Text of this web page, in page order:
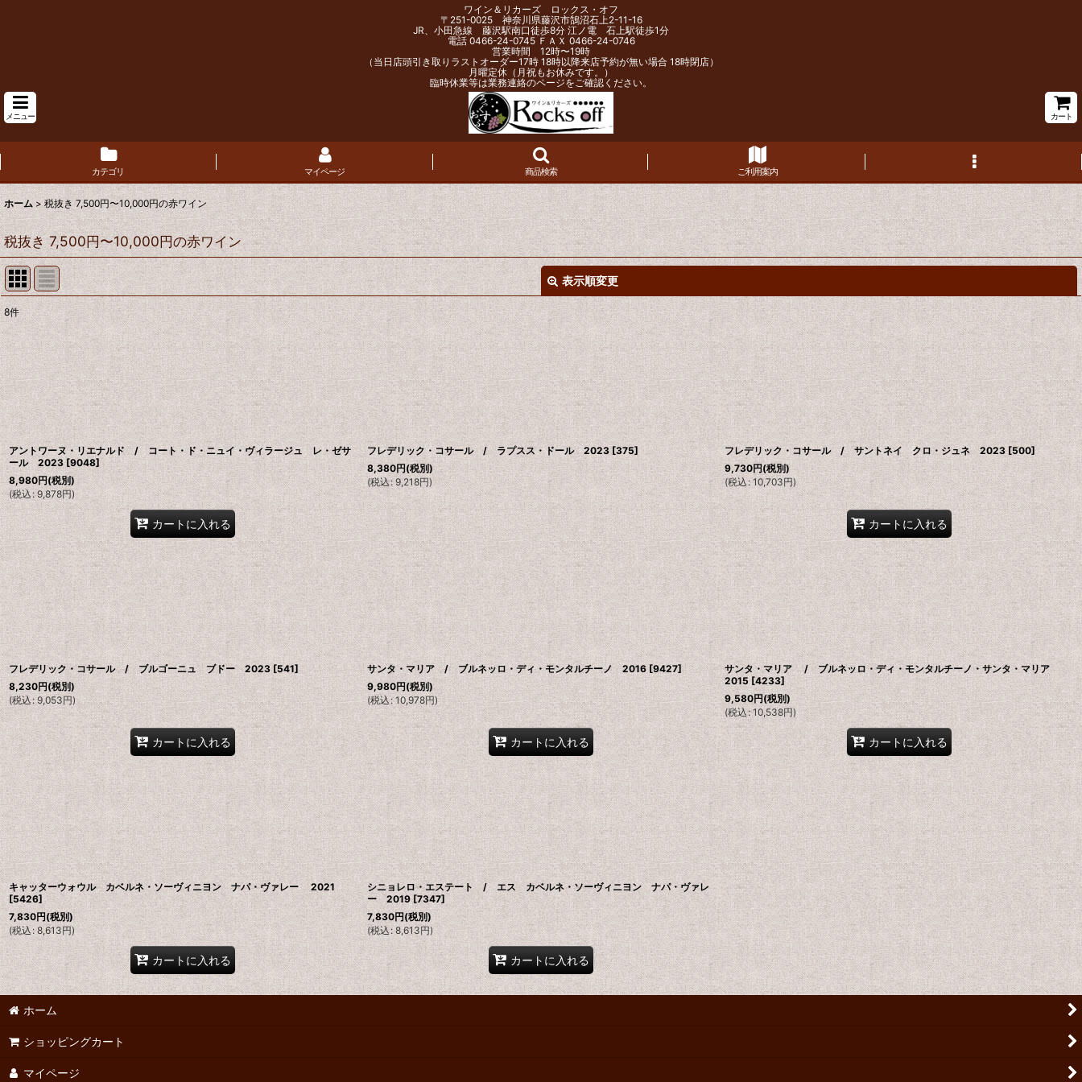
ワイン＆リカーズ ロックス・オフ
〒251-0025 神奈川県藤沢市鵠沼石上2-11-16
JR、小田急線 藤沢駅南口徒歩8分 江ノ電 石上駅徒歩1分
電話 0466-24-0745 ＦＡＸ 0466-24-0746
営業時間 12時〜19時
（当日店頭引き取りラストオーダー17時 18時以降来店予約が無い場合 18時閉店）
月曜定休（月祝もお休みです。）
臨時休業等は業務連絡のページをご確認ください。
メニュー カート
カテゴリ マイページ 商品検索 ご利用案内
ホーム > 税抜き 7,500円〜10,000円の赤ワイン
税抜き 7,500円〜10,000円の赤ワイン
表示順変更
表示数 :
並び順
絞り込む
8件
アントワーヌ・リエナルド / コート・ド・ニュイ・ヴィラージュ レ・ゼサ
ール 2023 [9048]
8,980円(税別)
(税込: 9,878円)
カートに入れる
フレデリック・コサール / ラプスス・ドール 2023 [375]
8,380円(税別)
(税込: 9,218円)
フレデリック・コサール / サントネイ クロ・ジュネ 2023 [500]
9,730円(税別)
(税込 : 10,703円)
カートに入れる
フレデリック・コサール / ブルゴーニュ ブドー 2023 [541]
8,230円(税別)
(税込: 9,053円)
カートに入れる
サンタ・マリア / ブルネッロ・ディ・モンタルチーノ 2016 [9427]
9,980円(税別)
(税込: 10,978円)
カートに入れる
サンタ・マリア / ブルネッロ・ディ・モンタルチーノ・サンタ・マリア
2015 [4233]
9,580円(税別)
(税込: 10,538円)
カートに入れる
キャッターウォウル カベルネ・ソーヴィニヨン ナパ・ヴァレー 2021
[5426]
7,830円(税別)
(税込: 8,613円)
カートに入れる
シニョレロ・エステート / エス カベルネ・ソーヴィニヨン ナパ・ヴァレ
ー 2019 [7347]
7,830円(税別)
(税込: 8,613円)
カートに入れる
ホーム
ショッピングカート
マイページ